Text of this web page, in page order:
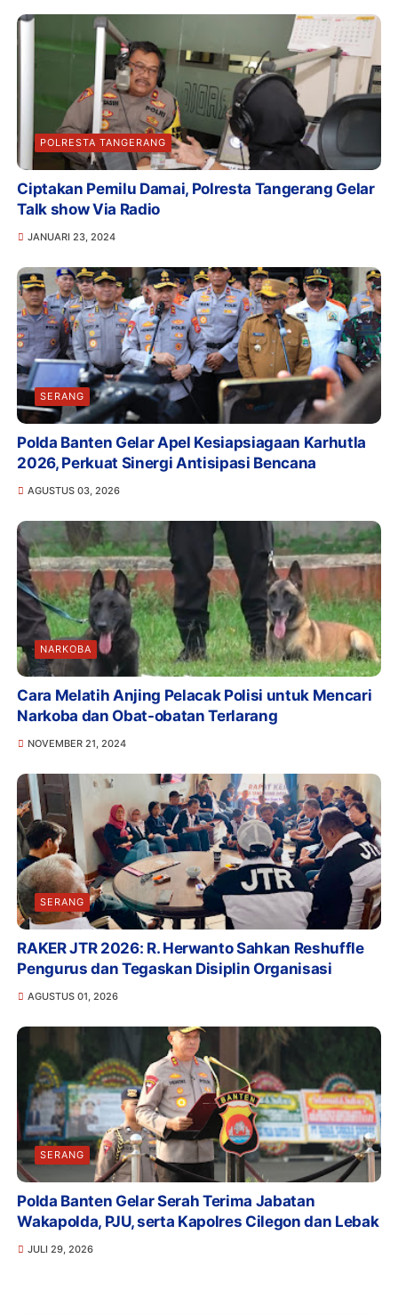
POLRESTA TANGERANG
Ciptakan Pemilu Damai, Polresta Tangerang Gelar
Talk show Via Radio
JANUARI 23, 2024
SERANG
Polda Banten Gelar Apel Kesiapsiagaan Karhutla
2026, Perkuat Sinergi Antisipasi Bencana
AGUSTUS 03, 2026
NARKOBA
Cara Melatih Anjing Pelacak Polisi untuk Mencari
Narkoba dan Obat-obatan Terlarang
NOVEMBER 21, 2024
SERANG
RAKER JTR 2026: R. Herwanto Sahkan Reshuffle
Pengurus dan Tegaskan Disiplin Organisasi
AGUSTUS 01, 2026
SERANG
Polda Banten Gelar Serah Terima Jabatan
Wakapolda, PJU, serta Kapolres Cilegon dan Lebak
JULI 29, 2026